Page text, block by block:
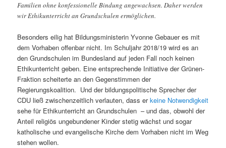
Familien ohne konfessionelle Bindung angewachsen. Daher werden
wir Ethikunterricht an Grundschulen ermöglichen.
Besonders eilig hat Bildungsministerin Yvonne Gebauer es mit
dem Vorhaben offenbar nicht. Im Schuljahr 2018/19 wird es an
den Grundschulen im Bundesland auf jeden Fall noch keinen
Ethikunterricht geben. Eine entsprechende Initiative der Grünen-
Fraktion scheiterte an den Gegenstimmen der
Regierungskoalition. Und der bildungspolitische Sprecher der
CDU ließ zwischenzeitlich verlauten, dass erkeine Notwendigkeit
sehe für Ethikunterricht an Grundschulen – und das, obwohl der
Anteil religiös ungebundener Kinder stetig wächst und sogar
katholische und evangelische Kirche dem Vorhaben nicht im Weg
stehen wollen.